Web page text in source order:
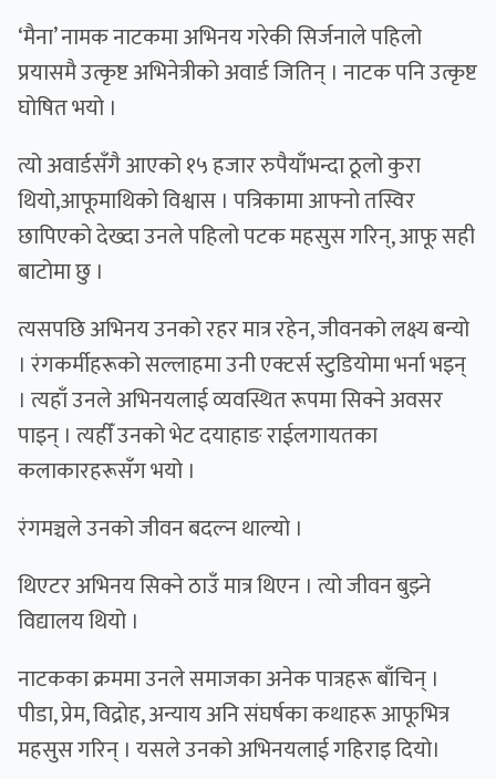
‘मैना’ नामक नाटकमा अभिनय गरेकी सिर्जनाले पहिलो
प्रयासमै उत्कृष्ट अभिनेत्रीको अवार्ड जितिन् । नाटक पनि उत्कृष्ट
घोषित भयो ।
त्यो अवार्डसँगै आएको १५ हजार रुपैयाँभन्दा ठूलो कुरा
थियो,आफूमाथिको विश्वास । पत्रिकामा आफ्नो तस्विर
छापिएको देख्दा उनले पहिलो पटक महसुस गरिन्, आफू सही
बाटोमा छु ।
त्यसपछि अभिनय उनको रहर मात्र रहेन, जीवनको लक्ष्य बन्यो
। रंगकर्मीहरूको सल्लाहमा उनी एक्टर्स स्टुडियोमा भर्ना भइन्
। त्यहाँ उनले अभिनयलाई व्यवस्थित रूपमा सिक्ने अवसर
पाइन् । त्यहीँ उनको भेट दयाहाङ राईलगायतका
कलाकारहरूसँग भयो ।
रंगमञ्चले उनको जीवन बदल्न थाल्यो ।
थिएटर अभिनय सिक्ने ठाउँ मात्र थिएन । त्यो जीवन बुझ्ने
विद्यालय थियो ।
नाटकका क्रममा उनले समाजका अनेक पात्रहरू बाँचिन् ।
पीडा, प्रेम, विद्रोह, अन्याय अनि संघर्षका कथाहरू आफूभित्र
महसुस गरिन् । यसले उनको अभिनयलाई गहिराइ दियो।